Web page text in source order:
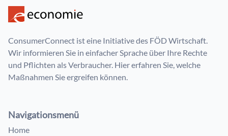
ConsumerConnect ist eine Initiative des FÖD Wirtschaft.
Wir informieren Sie in einfacher Sprache über Ihre Rechte
und Pflichten als Verbraucher. Hier erfahren Sie, welche
Maßnahmen Sie ergreifen können.
Navigationsmenü
Home